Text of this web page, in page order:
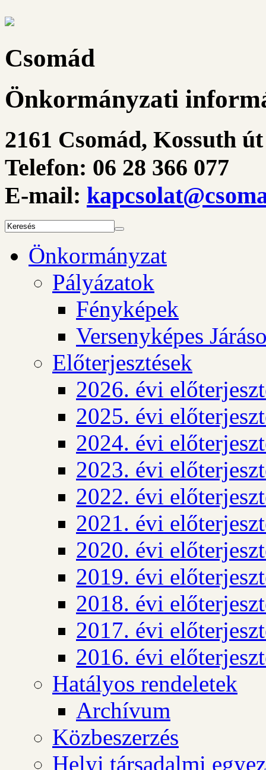
Csomád
Önkormányzati
2161 Csomád, Kossuth
Telefon: 06 28 366 077
E-mail:
Önkormányzat
Pályázatok
Fényképek
Versenyképes
Előterjesztések
2026. évi
2025. évi
2024. évi
2023. évi
2022. évi
2021. évi
2020. évi
2019. évi
2018. évi
2017. évi
2016. évi
Hatályos rendeletek
Archívum
Közbeszerzés
Helyi társadalmi